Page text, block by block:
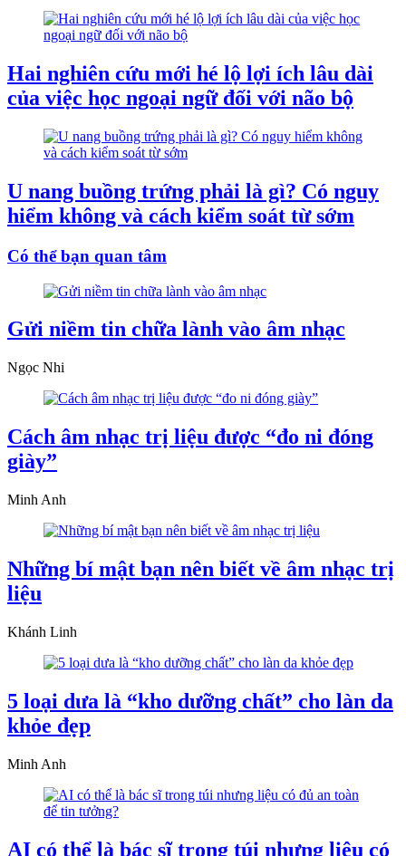
Hai nghiên cứu mới hé lộ lợi ích lâu dài
của việc học ngoại ngữ đối với não bộ
U nang buồng trứng phải là gì? Có nguy
hiểm không và cách kiểm soát từ sớm
Có thể bạn quan tâm
Gửi niềm tin chữa lành vào âm nhạc
Ngọc Nhi
Cách âm nhạc trị liệu được “đo ni đóng
giày”
Minh Anh
Những bí mật bạn nên biết về âm nhạc trị
liệu
Khánh Linh
5 loại dưa là “kho dưỡng chất” cho làn da
khỏe đẹp
Minh Anh
AI có thể là bác sĩ trong túi nhưng liệu có